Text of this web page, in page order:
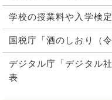
学校の授業料や入学検
国税庁「酒のしおり（
デジタル庁「デジタル
表